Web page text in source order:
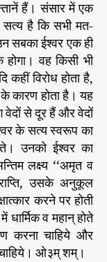
हैं। संसार में एक
है कि सभी मत-
सबका ईश्वर एक ही
वह किसी भी
कहीं विरोध होता है,
के कारण होता है। यह
वेदों से दूर हैं और वेदों
के सत्य स्वरूप का
उनको ईश्वर का
लक्ष्य ‘‘अमृत व
उसके अनुकूल
करने पर होती
धार्मिक व महान् होते
करना चाहिये और
चाहिये। ओ३म् शम्।